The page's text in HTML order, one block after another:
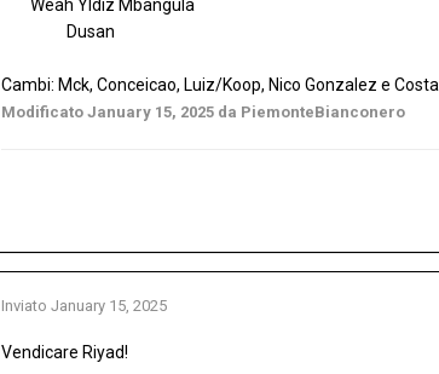
Weah Yldiz Mbangula
Dusan
Cambi: Mck, Conceicao, Luiz/Koop, Nico Gonzalez e Costa.
Modificato January 15, 2025 da PiemonteBianconero
Inviato January 15, 2025
Vendicare Riyad!